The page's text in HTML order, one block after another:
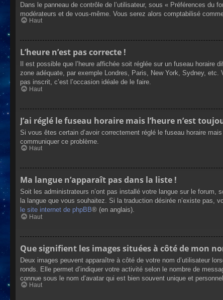
Dans le panneau de contrôle de l’utilisateur, sous « Préférences
modérateurs et de vous-même. Vous serez alors comptabilisé
Haut
L’heure n’est pas correcte !
Il est possible que l’heure affichée soit réglée sur un fuseau
zone adéquate, par exemple Londres, Paris, New York, Sydney,
pas inscrit, c’est l’occasion idéale de le faire.
Haut
J’ai réglé le fuseau horaire mais l’heure n’est
Si vous êtes certain d’avoir correctement réglé le fuseau horaire
communiquer ce problème.
Haut
Ma langue n’apparaît pas dans la liste !
Soit les administrateurs n’ont pas installé votre langue sur le forum,
la langue que vous souhaitez. Si la traduction désirée n’existe pas,
le site internet de phpBB® (en anglais).
Haut
Que signifient les images situées à côté de mon
Deux images peuvent apparaître à côté de votre nom d’utilisateur
ronds. Elle permet d’indiquer votre activité selon le nombre de
connue sous le nom d’avatar qui est bien souvent unique et
Haut